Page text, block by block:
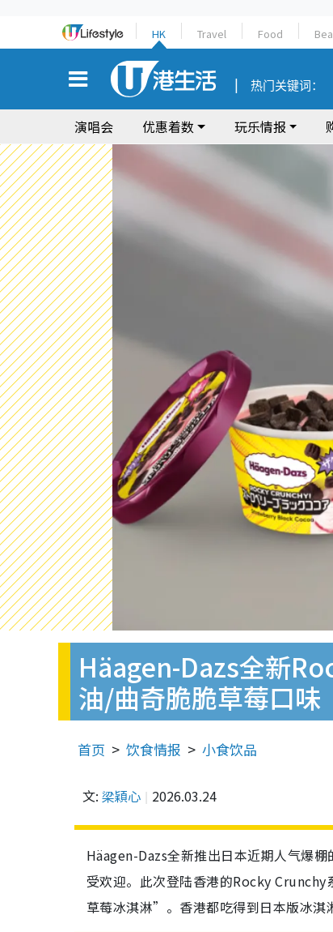
HK Travel Food
热门关键词：
演唱会 优惠着数 玩乐情报
Häagen-Dazs全新
油/曲奇脆脆草莓口味
首页 饮食情报 小食饮品
文: 梁穎心 2026.03.24
Häagen-Dazs全新推出日本近期人气爆
受欢迎。此次登陆香港的Rocky
草莓冰淇淋”。香港都吃得到日本版冰淇